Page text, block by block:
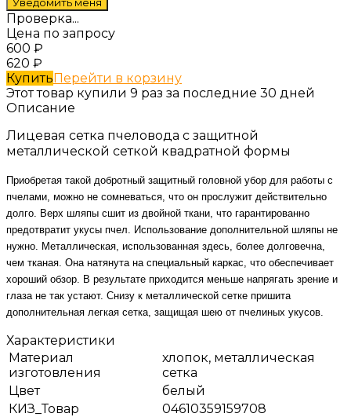
Проверка...
Цена по запросу
600 ₽
620 ₽
КупитьПерейти в корзину
Этот товар купили 9 раз за последние 30 дней
Описание
Лицевая сетка пчеловода с защитной
металлической сеткой квадратной формы
Приобретая такой добротный защитный головной убор для работы с
пчелами, можно не сомневаться, что он прослужит действительно
долго. Верх шляпы сшит из двойной ткани, что гарантированно
предотвратит укусы пчел. Использование дополнительной шляпы не
нужно. Металлическая, использованная здесь, более долговечна,
чем тканая. Она натянута на специальный каркас, что обеспечивает
хороший обзор. В результате приходится меньше напрягать зрение и
глаза не так устают. Снизу к металлической сетке пришита
дополнительная легкая сетка, защищая шею от пчелиных укусов.
Характеристики
Материал
изготовления
хлопок, металлическая
сетка
Цвет
белый
КИЗ_Товар
04610359159708